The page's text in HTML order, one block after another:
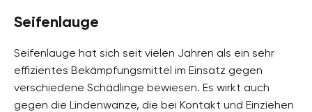
Seifenlauge
Seifenlauge hat sich seit vielen Jahren als ein sehr
effizientes Bekämpfungsmittel im Einsatz gegen
verschiedene Schädlinge bewiesen. Es wirkt auch
gegen die Lindenwanze, die bei Kontakt und Einziehen